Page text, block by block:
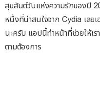
สุขสันต์วันแห่งความรักของปี
หนึ่งที่น่าสนใจจาก Cydia เลยเ
นะครับ แอปนี้ทำหน้าที่ช่วยให้เ
ตามต้องการ